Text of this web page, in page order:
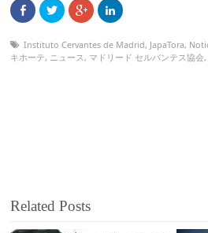
Instituto Cervantes de Madrid, JapaTora,
キホーテ, ニュース, マドリード セルバンテス協会,
Related Posts